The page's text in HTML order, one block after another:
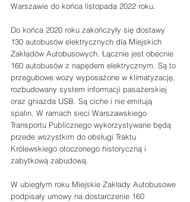
Warszawie do końca listopada 2022 roku.
Do końca 2020 roku zakończyły się dostawy
130 autobusów elektrycznych dla Miejskich
Zakładów Autobusowych. Łącznie jest obecnie
160 autobusów z napędem elektrycznym. Są to
przegubowe wozy wyposażone w klimatyzację,
rozbudowany system informacji pasażerskiej
oraz gniazda USB. Są ciche i nie emitują
spalin. W ramach sieci Warszawskiego
Transportu Publicznego wykorzystywane będą
przede wszystkim do obsługi Traktu
Królewskiego otoczonego historyczną i
zabytkową zabudową.
W ubiegłym roku Miejskie Zakłady Autobusowe
podpisały umowy na dostarczenie 160